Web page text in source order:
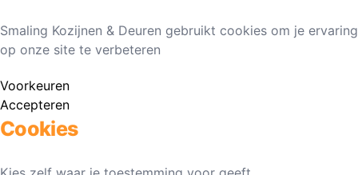
Smaling Kozijnen & Deuren gebruikt cookies om je ervaring
op onze site te verbeteren
Voorkeuren
Accepteren
Cookies